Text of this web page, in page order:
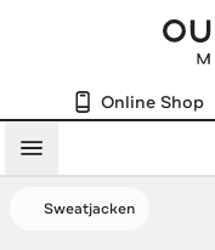
Online Shop
Menü
Sweatjacken